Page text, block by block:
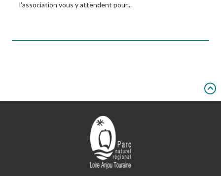
l'association vous y attendent pour...